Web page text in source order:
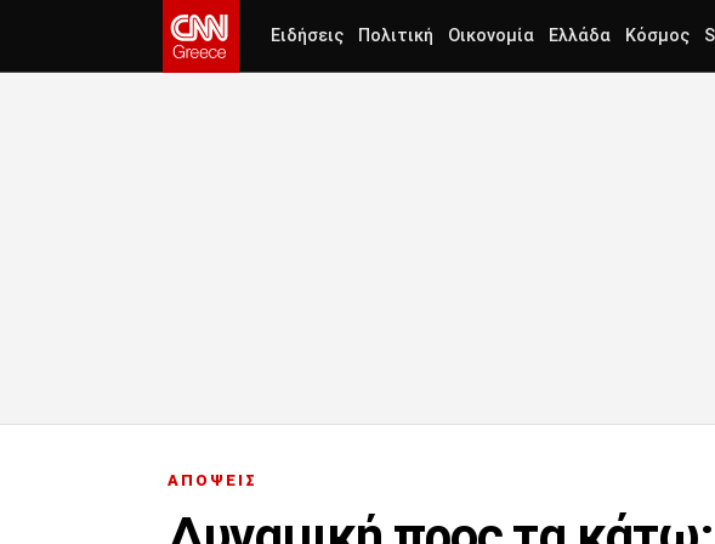
Ειδήσεις Πολιτική Οικονομία Ελλάδα Κόσμος
ΑΠΟΨΕΙΣ